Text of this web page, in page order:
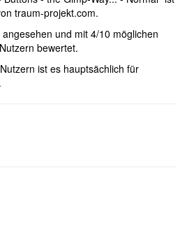
traum-projekt.com.
und mit 4/10 möglichen
bewertet.
ist es hauptsächlich für